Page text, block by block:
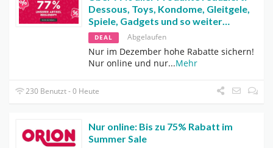
Dessous, Toys, Kondome, Gleitgele,
Spiele, Gadgets und so weiter…
DEAL Abgelaufen
Nur im Dezember hohe Rabatte sichern!
Nur online und nur...Mehr
230 Benutzt - 0 Heute
Nur online: Bis zu 75% Rabatt im
Summer Sale